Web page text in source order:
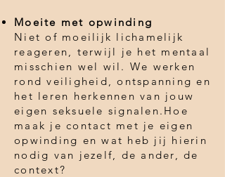
Moeite met opwinding
Niet of moeilijk lichamelijk
reageren, terwijl je het mentaal
misschien wel wil. We werken
rond veiligheid, ontspanning en
het leren herkennen van jouw
eigen seksuele signalen.Hoe
maak je contact met je eigen
opwinding en wat heb jij hierin
nodig van jezelf, de ander, de
context?